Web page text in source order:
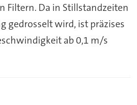
Filtern. Da in Stillstandzeiten
gedrosselt wird, ist präzises
ab 0,1 m/s